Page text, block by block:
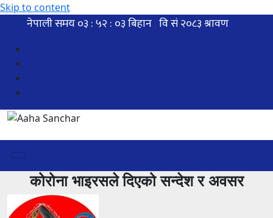
Skip to content
कोरोना भाइरसले दिएको सन्देश र अवसर